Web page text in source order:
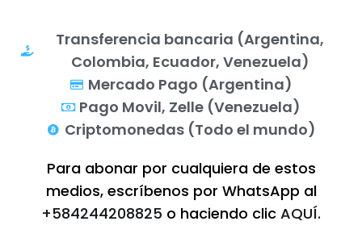
Transferencia bancaria (Argentina,
Colombia, Ecuador, Venezuela)
Mercado Pago (Argentina)
Pago Movil, Zelle (Venezuela)
Criptomonedas (Todo el mundo)
Para abonar por cualquiera de estos
medios, escríbenos por WhatsApp al
+584244208825 o haciendo clic AQUÍ.